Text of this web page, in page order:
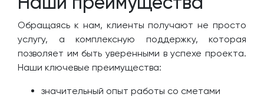
Обращаясь к нам, клиенты получают не просто
услугу, а комплексную поддержку, которая
позволяет им быть уверенными в успехе проекта.
Наши ключевые преимущества:
значительный опыт работы со сметами